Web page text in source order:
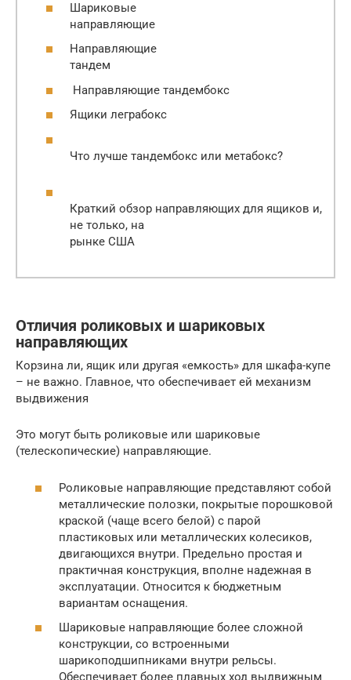
Шариковые
направляющие
Направляющие
тандем
Направляющие тандембокс
Ящики леграбокс
Что лучше тандембокс или метабокс?
Краткий обзор направляющих для ящиков и,
не только, на
рынке США
Отличия роликовых и шариковых
направляющих
Корзина ли, ящик или другая «емкость» для шкафа-купе
– не важно. Главное, что обеспечивает ей механизм
выдвижения
Это могут быть роликовые или шариковые
(телескопические) направляющие.
Роликовые направляющие представляют собой
металлические полозки, покрытые порошковой
краской (чаще всего белой) с парой
пластиковых или металлических колесиков,
двигающихся внутри. Предельно простая и
практичная конструкция, вполне надежная в
эксплуатации. Относится к бюджетным
вариантам оснащения.
Шариковые направляющие более сложной
конструкции, со встроенными
шарикоподшипниками внутри рельсы.
Обеспечивает более плавных ход выдвижным